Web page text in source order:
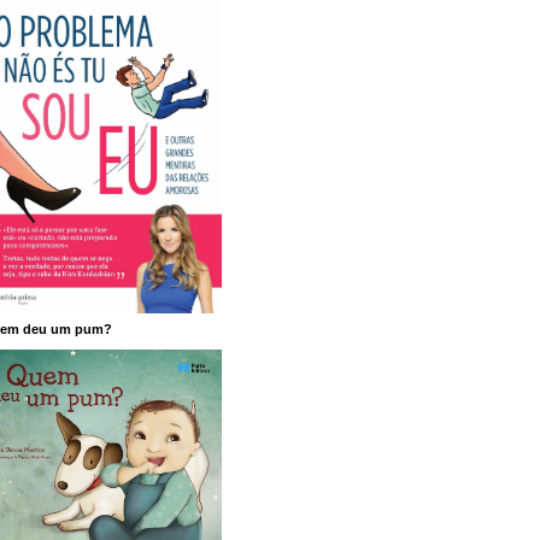
deu um pum?